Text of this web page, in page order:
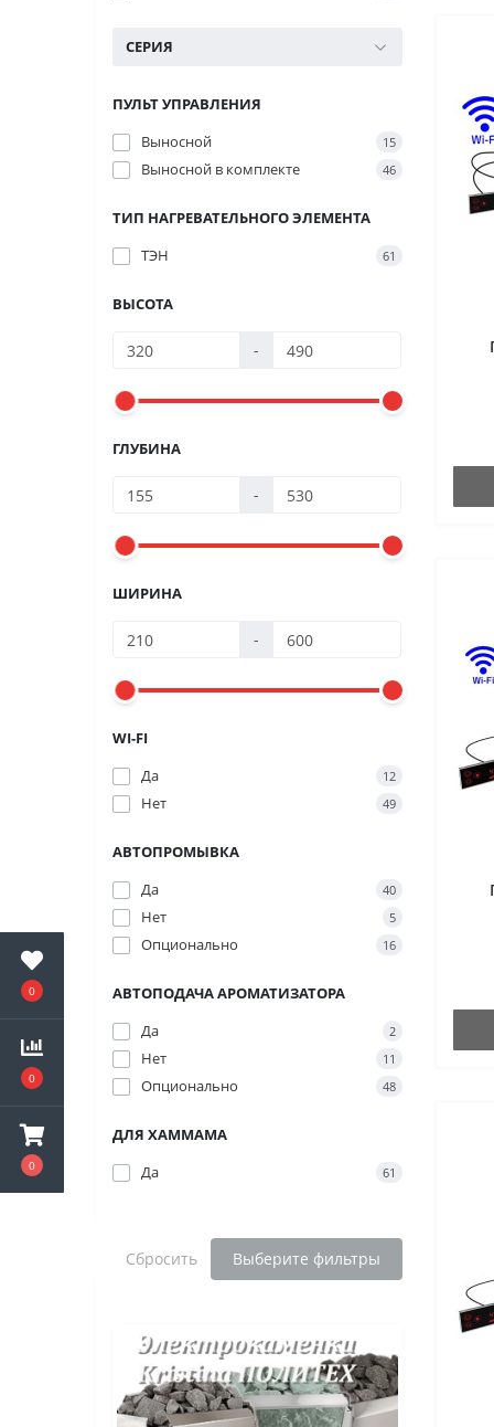
0
0
0
СЕРИЯ
ПУЛЬТ УПРАВЛЕНИЯ
Выносной
15
Выносной в комплекте 46
ТИП НАГРЕВАТЕЛЬНОГО ЭЛЕМЕНТА
ТЭН
61
ВЫСОТА
-
ГЛУБИНА
-
ШИРИНА
-
WI-FI
Да
12
Нет 49
АВТОПРОМЫВКА
Да
40
Нет 5
Опционально 16
АВТОПОДАЧА АРОМАТИЗАТОРА
Да
2
Нет 11
Опционально 48
ДЛЯ ХАММАМА
Да
61
Сбросить Выберите фильтры